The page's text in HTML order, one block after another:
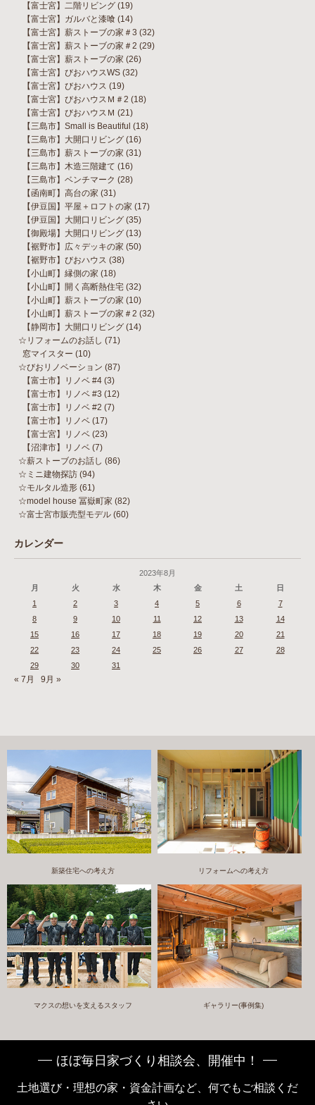
【富士宮】二階リビング (19)
【富士宮】ガルバと漆喰 (14)
【富士宮】薪ストーブの家＃3 (32)
【富士宮】薪ストーブの家＃2 (29)
【富士宮】薪ストーブの家 (26)
【富士宮】びおハウスWS (32)
【富士宮】びおハウス (19)
【富士宮】びおハウスＭ＃2 (18)
【富士宮】びおハウスＭ (21)
【三島市】Small is Beautiful (18)
【三島市】大開口リビング (16)
【三島市】薪ストーブの家 (31)
【三島市】木造三階建て (16)
【三島市】ベンチマーク (28)
【函南町】高台の家 (31)
【伊豆国】平屋＋ロフトの家 (17)
【伊豆国】大開口リビング (35)
【御殿場】大開口リビング (13)
【裾野市】広々デッキの家 (50)
【裾野市】びおハウス (38)
【小山町】縁側の家 (18)
【小山町】開く高断熱住宅 (32)
【小山町】薪ストーブの家 (10)
【小山町】薪ストーブの家＃2 (32)
【静岡市】大開口リビング (14)
☆リフォームのお話し (71)
窓マイスター (10)
☆びおリノベーション (87)
【富士市】リノベ #4 (3)
【富士市】リノベ #3 (12)
【富士市】リノベ #2 (7)
【富士市】リノベ (17)
【富士宮】リノベ (23)
【沼津市】リノベ (7)
☆薪ストーブのお話し (86)
☆ミニ建物探訪 (94)
☆モルタル造形 (61)
☆model house 冨嶽町家 (82)
☆富士宮市販売型モデル (60)
カレンダー
2023年8月
月
火 水 木 金 土
日
1
2 3 4 5 6
7
8
9 10 11 12 13
14
15
16 17 18 19 20
21
22
23 24 25 26 27
28
29
30 31
« 7月 9月 »
新築住宅への考え方 リフォームへの考え方
マクスの想いを支えるスタッフ ギャラリー(事例集)
ほぼ毎日家づくり相談会、開催中！
土地選び・理想の家・資金計画など、何でもご相談くだ